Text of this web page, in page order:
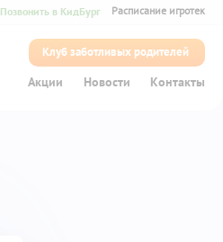
Позвонить в КидБург Расписание игротек
Клуб заботливых родителей
Акции Новости Контакты